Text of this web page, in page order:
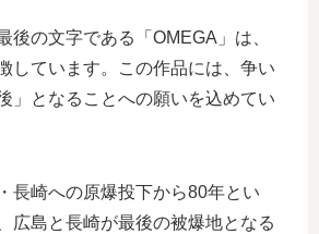
後の文字である「OMEGA」は、
しています。この作品には、争い
」となることへの願いを込めてい
長崎への原爆投下から80年とい
広島と長崎が最後の被爆地となる